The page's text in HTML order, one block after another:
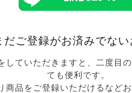
だご登録がお済みでない
していただきますと、二度目
ても便利です。
商品をご登録いただけるなど